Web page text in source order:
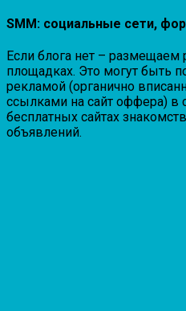
SMM: социальные сети,
Если блога нет –
площадках. Это могут быть
рекламой (органично
ссылками на сайт оффера) в
бесплатных сайтах
объявлений.